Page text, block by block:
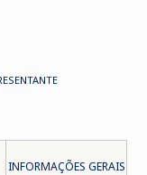
INFORMAÇÕES GERAIS